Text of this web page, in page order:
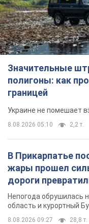
Значительные
полигоны: как
границей
Украине не помешает
8.08.2026 05:10 2,2 т.
В Прикарпатье
жары прошел
дороги
Непогода обрушилась
область и курортный
8.08.2026 09:27 28,8 т.